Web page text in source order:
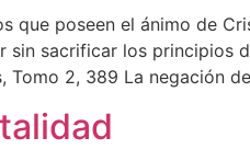
que poseen el ánimo de
sin sacrificar los principios
Tomo 2, 389 La negación